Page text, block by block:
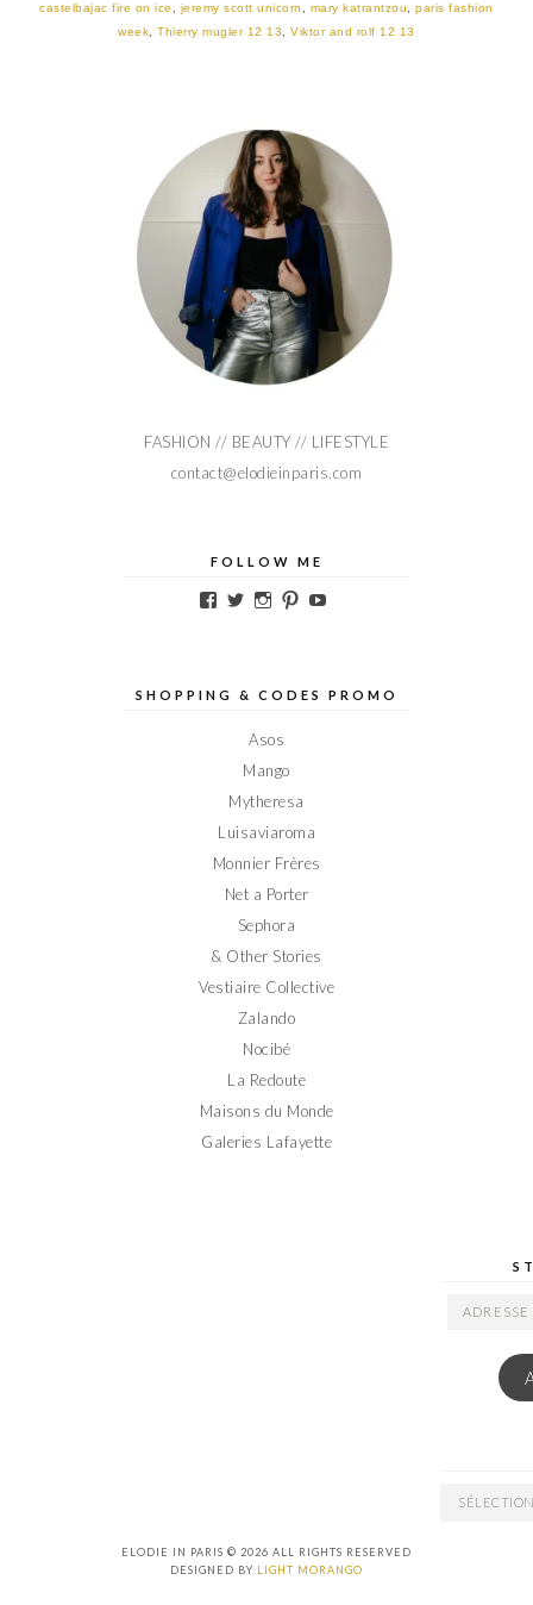
castelbajac fire on ice
jeremy scott unicorn mary katrantzou ,paris fashion
week ,Thierry mugler 12 13 ,Viktor and rolf 12 13
FASHION // BEAUTY // LIFESTYLE
contact@elodieinparis.com
FOLLOW ME
Voir
sur
Voir
sur
Voir
sur
Voir
sur sur
SHOPPING & CODES PROMO
Asos
Mango
Mytheresa
Luisaviaroma
Monnier Frères
Net a Porter
Sephora
& Other Stories
Vestiaire Collective
Zalando
Nocibé
La Redoute
Maisons du Monde
Galeries Lafayette
ADRESSE
ARCHIVES
ELODIE IN PARIS © 2026 ALL RIGHTS RESERVED
DESIGNED BY LIGHT MORANGO